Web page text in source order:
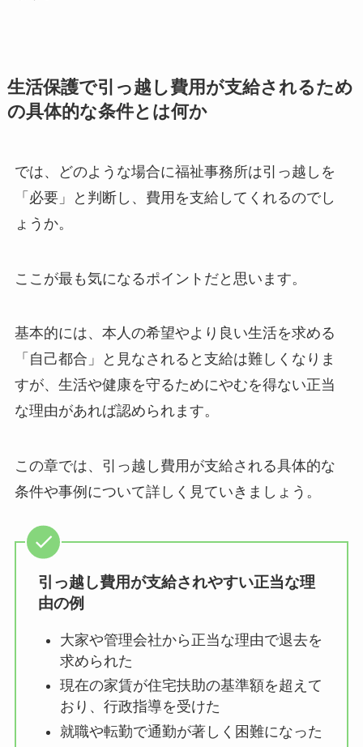
生活保護で引っ越し費用が支給されるため
の具体的な条件とは何か
では、どのような場合に福祉事務所は引っ越しを
「必要」と判断し、費用を支給してくれるのでし
ょうか。
ここが最も気になるポイントだと思います。
基本的には、本人の希望やより良い生活を求める
「自己都合」と見なされると支給は難しくなりま
すが、生活や健康を守るためにやむを得ない正当
な理由があれば認められます。
この章では、引っ越し費用が支給される具体的な
条件や事例について詳しく見ていきましょう。
引っ越し費用が支給されやすい正当な理
由の例
大家や管理会社から正当な理由で退去を
求められた
現在の家賃が住宅扶助の基準額を超えて
おり、行政指導を受けた
就職や転勤で通勤が著しく困難になった